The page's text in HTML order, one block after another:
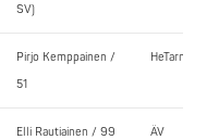
SV)
Pirjo Kemppainen /
51
HeTarmo
Elli Rautiainen / 99 ÄV